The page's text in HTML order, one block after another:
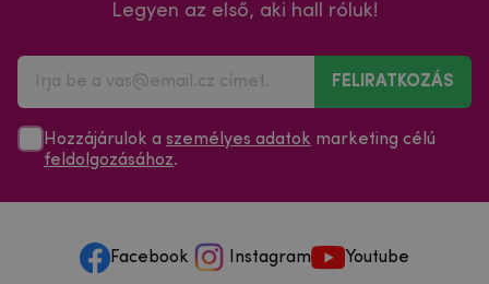
Legyen az első, aki hall róluk!
FELIRATKOZÁS
Hozzájárulok a személyes adatok marketing célú
feldolgozásához.
Facebook Instagram Youtube